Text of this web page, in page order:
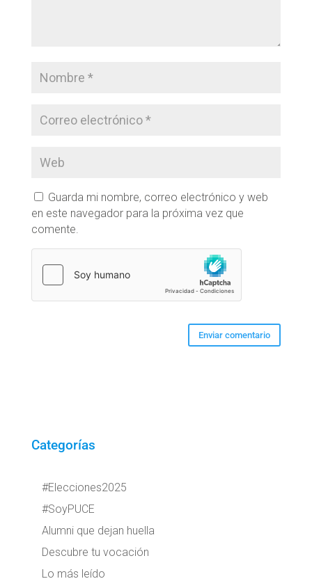
Guarda mi nombre, correo electrónico y web
en este navegador para la próxima vez que
comente.
Categorías
#Elecciones2025
#SoyPUCE
Alumni que dejan huella
Descubre tu vocación
Lo más leído